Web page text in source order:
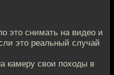
это снимать на видео и
это реальный случай
камеру свои походы в